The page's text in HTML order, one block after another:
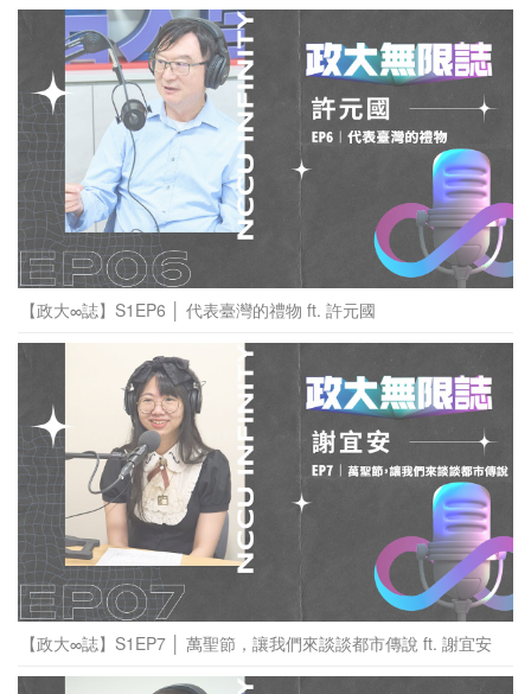
【政大∞誌】S1EP6 │ 代表臺灣的禮物 ft. 許元國
【政大∞誌】S1EP7 │ 萬聖節，讓我們來談談都市傳說 ft. 謝宜安